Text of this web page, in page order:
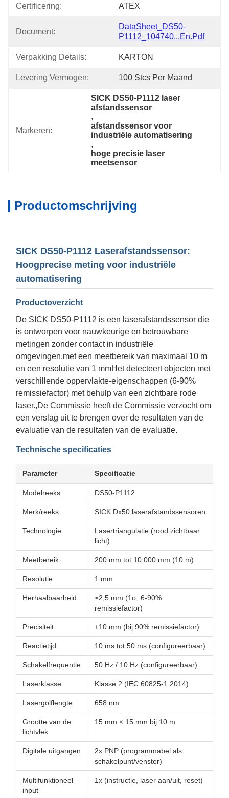
Certificering: ATEX
Document:
DataSheet_DS50-
P1112_104740...en.pdf
Verpakking Details: KARTON
Levering Vermogen: 100 Stcs Per Maand
Markeren:
SICK DS50-P1112 laser
afstandssensor
,
afstandssensor voor
industriële automatisering
,
hoge precisie laser
meetsensor
Productomschrijving
SICK DS50-P1112 Laserafstandssensor:
Hoogprecise meting voor industriële
automatisering
Productoverzicht
De SICK DS50-P1112 is een laserafstandssensor die
is ontworpen voor nauwkeurige en betrouwbare
metingen zonder contact in industriële
omgevingen.met een meetbereik van maximaal 10 m
en een resolutie van 1 mmHet detecteert objecten met
verschillende oppervlakte-eigenschappen (6-90%
remissiefactor) met behulp van een zichtbare rode
laser.,De Commissie heeft de Commissie verzocht om
een verslag uit te brengen over de resultaten van de
evaluatie van de resultaten van de evaluatie.
Technische specificaties
Parameter Specificatie
Modelreeks DS50-P1112
Merk/reeks SICK Dx50 laserafstandssensoren
Technologie
Lasertriangulatie (rood zichtbaar
licht)
Meetbereik 200 mm tot 10.000 mm (10 m)
Resolutie 1 mm
Herhaalbaarheid
≥2,5 mm (1σ, 6-90%
remissiefactor)
Precisiteit ±10 mm (bij 90% remissiefactor)
Reactietijd 10 ms tot 50 ms (configureerbaar)
Schakelfrequentie 50 Hz / 10 Hz (configureerbaar)
Laserklasse Klasse 2 (IEC 60825-1:2014)
Lasergolflengte 658 nm
Grootte van de
lichtvlek
15 mm × 15 mm bij 10 m
Digitale uitgangen
2x PNP (programmabel als
schakelpunt/venster)
Multifunktioneel
input
1x (instructie, laser aan/uit, reset)